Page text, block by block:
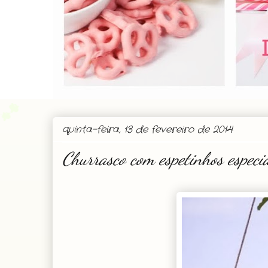
quinta-feira, 13 de fevereiro de 2014
Churrasco com espetinhos